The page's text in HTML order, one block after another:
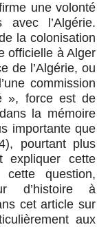
une volonté
avec l’Algérie.
la colonisation
officielle à Alger
de l’Algérie, ou
commission
», force est de
la mémoire
importante que
pourtant plus
expliquer cette
question,
d’histoire à
cet article sur
aux